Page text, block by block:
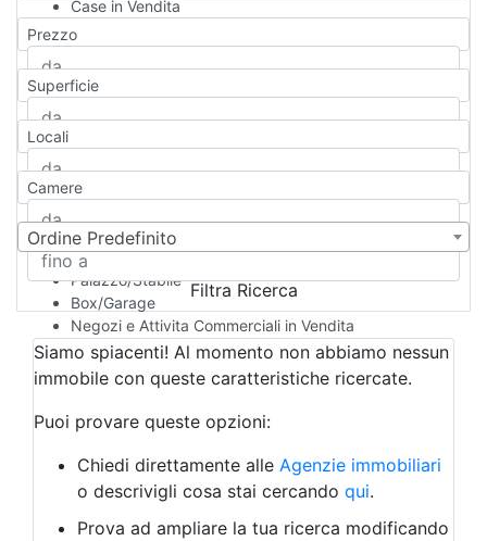
Case in Vendita
Qualsiasi
Appartamento
Casa indipendente
Casa Semi-indipendente
Attico/Mansarda
Rustico/Casale
Camera d'Albergo
Multiproprietà
Palazzo/Stabile
Box/Garage
Negozi e Attivita Commerciali in Vendita
Qualsiasi
Attività/Licenza Commerciale
Azienda Agricola
Bar/Ristorante
Albergo
Laboratorio Artigianale
Negozio/locale commerciale
Agriturismo
Prezzo
Superficie
Locali
Camere
Ordine Predefinito
Filtra Ricerca
Siamo spiacenti! Al momento non abbiamo nessun
immobile con queste caratteristiche ricercate.
Puoi provare queste opzioni:
Chiedi direttamente alle Agenzie immobiliari
o descrivigli cosa stai cercando qui.
Prova ad ampliare la tua ricerca modificando